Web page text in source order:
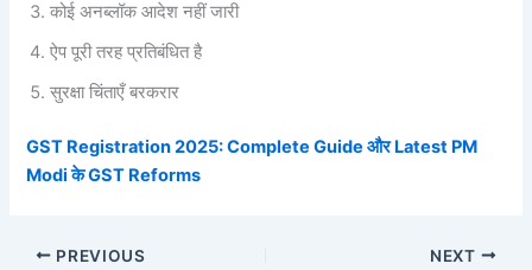
कोई अनब्लॉक आदेश नहीं जारी
ऐप पूरी तरह प्रतिबंधित है
सुरक्षा चिंताएँ बरकरार
GST Registration 2025: Complete Guide और Latest PM
Modi के GST Reforms
PREVIOUS NEXT